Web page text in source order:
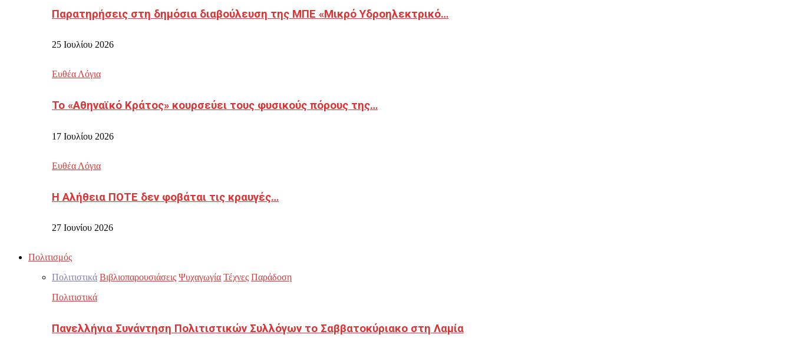
Παρατηρήσεις στη δημόσια διαβούλευση της ΜΠΕ «Μικρό Υδροηλεκτρικό…
25 Ιουλίου 2026
Ευθέα Λόγια
Το «Αθηναϊκό Κράτος» κουρσεύει τους φυσικούς πόρους της…
17 Ιουλίου 2026
Ευθέα Λόγια
Η Αλήθεια ΠΟΤΕ δεν φοβάται τις κραυγές…
27 Ιουνίου 2026
Πολιτισμός
Πολιτιστικά Βιβλιοπαρουσιάσεις Ψυχαγωγία Τέχνες Παράδοση
Πολιτιστικά
Πανελλήνια Συνάντηση Πολιτιστικών Συλλόγων το Σαββατοκύριακο στη Λαμία